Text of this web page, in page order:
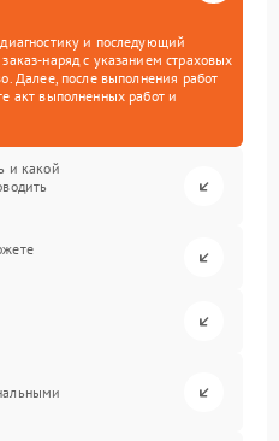
и последующий
наряд с указанием страховых
Далее, после выполнения работ
акт выполненных работ и
и какой